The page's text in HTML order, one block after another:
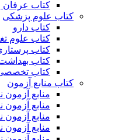
کتاب عرفان
کتاب علوم پزشکی
کتاب دارو
کتاب علوم
کتاب
کتاب
کتاب
کتاب منابع آزمون
منابع
منابع
منابع
منابع